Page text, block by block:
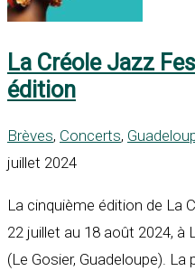
La Créole Jazz
édition
Brèves, Concerts,
juillet 2024
La cinquième édition de La
22 juillet au 18 août 2024, à
(Le Gosier, Guadeloupe).